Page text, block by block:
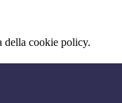
della cookie policy.